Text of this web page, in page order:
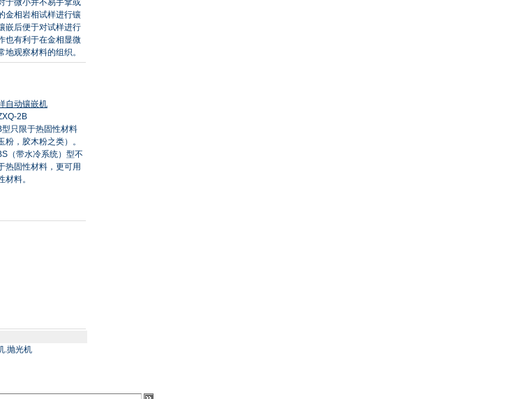
于微小并不易手拿或
金相岩相试样进行镶
嵌后便于对试样进行
也有利于在金相显微
地观察材料的组织。
自动镶嵌机
2B
型只限于热固性材料
粉，胶木粉之类）。
（带水冷系统）型不
热固性材料，更可用
材料。
.抛光机